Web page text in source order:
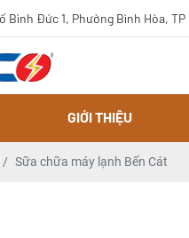
Bình Đức 1, Phường Bình Hòa,
GIỚI THIỆU
Sữa chữa máy lạnh Bến Cát